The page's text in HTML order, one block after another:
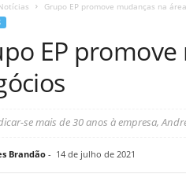
Grupo EP promove mudanças na
EP
se mais de 30 anos à empresa,
Brandão- 14 de julho de 2021